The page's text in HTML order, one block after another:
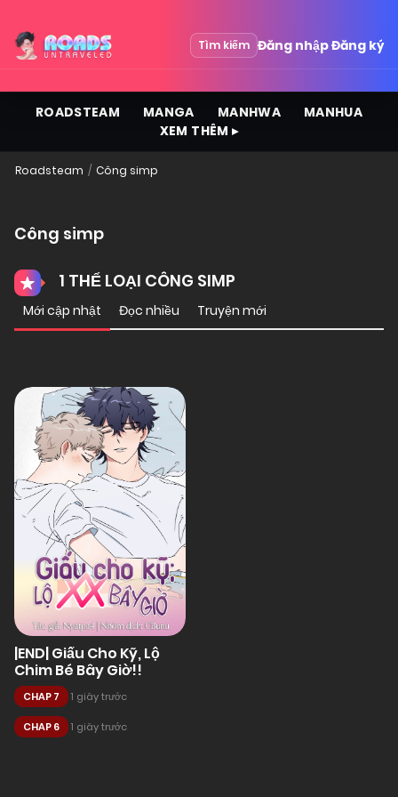
Tìm kiếm Đăng nhậpĐăng ký
ROADSTEAM MANGA MANHWA
MANHUA
XEM THÊM ▸
Roadsteam Công simp
Công simp
1 THỂ LOẠI CÔNG SIMP
Mới cập nhật Đọc nhiều Truyện mới
|END| Giấu Cho Kỹ, Lộ
Chim Bé Bây Giờ!!
CHAP 7 1 giây trước
CHAP 6 1 giây trước